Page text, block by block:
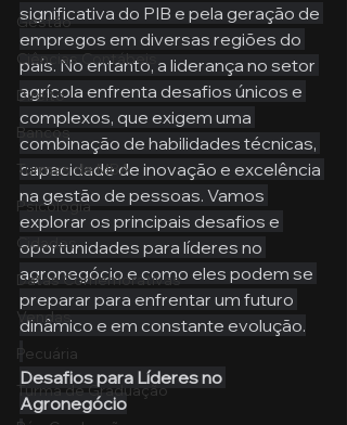
Gestão
Ciências Contábeis
Direito
Bancos
Turmas de MBA
Psicologia
Cidades
Datas Comemorativas
Vendas
Pecuária
Turma de Graduação
significativa do PIB e pela geração de
empregos em diversas regiões do
país. No entanto, a liderança no setor
agrícola enfrenta desafios únicos e
complexos, que exigem uma
combinação de habilidades técnicas,
capacidade de inovação e excelência
na gestão de pessoas. Vamos
explorar os principais desafios e
oportunidades para líderes no
agronegócio e como eles podem se
preparar para enfrentar um futuro
dinâmico e em constante evolução.
Desafios para Líderes no
Agronegócio